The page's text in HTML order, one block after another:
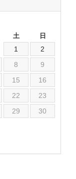
土 日
1
2
8
9
15
16
22
23
29
30